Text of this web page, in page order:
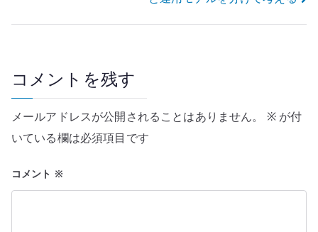
ビ
ー
シ
ョ
ン
コメントを残す
メールアドレスが公開されることはありません。 ※が付
いている欄は必須項目です
コメント ※